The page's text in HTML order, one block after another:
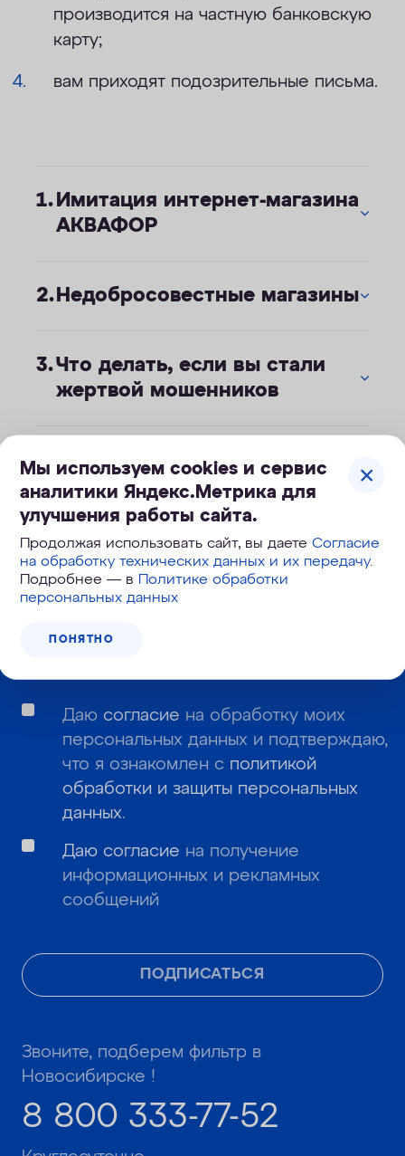
производится на частную банковскую
карту;
вам приходят подозрительные письма.
Имитация интернет-магазина
АКВАФОР
Недобросовестные магазины
Что делать, если вы стали
жертвой мошенников
Мы используем cookies и сервис
аналитики Яндекс.Метрика для
улучшения работы сайта.
Продолжая использовать сайт, вы даетеСогласие
на обработку технических данных и их передачу.
Подробнее — в
Политике обработки
персональных данных
ПОНЯТНО
Корзина №
Узнайте первым о новинках и новостях:
ПОДПИСАТЬСЯ
Даю согласие на обработку моих
персональных данных и подтверждаю,
что я ознакомлен с политикой
обработки и защиты персональных
данных.
Даю согласие на получение
информационных и рекламных
сообщений
Звоните, подберем фильтр в
Новосибирске !
8 800 333-77-52